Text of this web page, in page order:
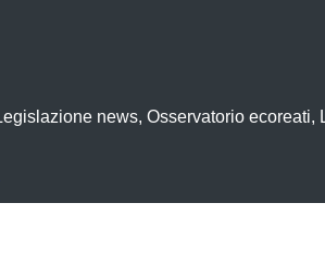
news, Osservatorio ecoreati,